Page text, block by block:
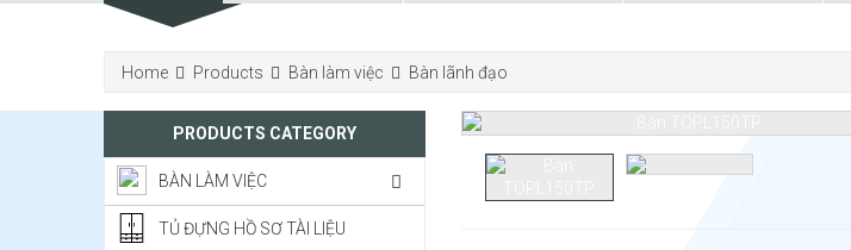
Home Products Bàn làm việc Bàn lãnh đạo
PRODUCTS CATEGORY
BÀN LÀM VIỆC
TỦ ĐỰNG HỒ SƠ TÀI LIỆU